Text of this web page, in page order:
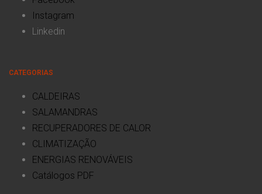
Instagram
Linkedin
CATEGORIAS
CALDEIRAS
SALAMANDRAS
RECUPERADORES DE CALOR
CLIMATIZAÇÃO
ENERGIAS RENOVÁVEIS
Catálogos PDF